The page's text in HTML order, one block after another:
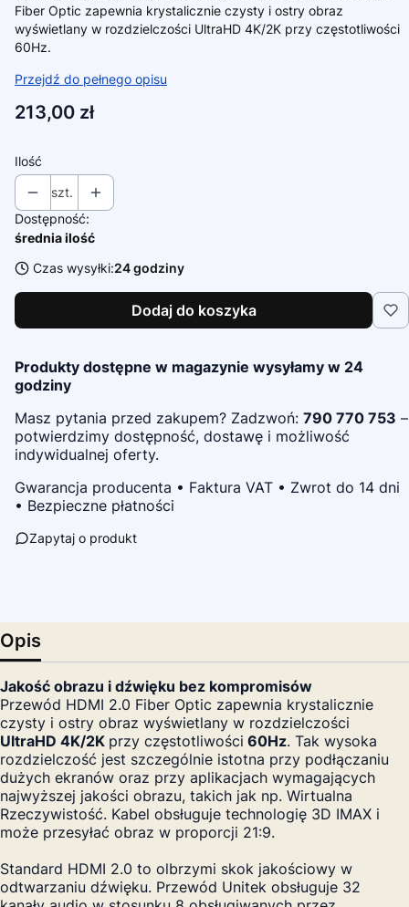
Fiber Optic zapewnia krystalicznie czysty i ostry obraz
wyświetlany w rozdzielczości UltraHD 4K/2K przy częstotliwości
60Hz.
Przejdź do pełnego opisu
Cena
213,00 zł
Ilość
szt.
Dostępność:
średnia ilość
Czas wysyłki:24 godziny
Dodaj do koszyka
Produkty dostępne w magazynie wysyłamy w 24
godziny
Masz pytania przed zakupem? Zadzwoń: 790 770 753 –
potwierdzimy dostępność, dostawę i możliwość
indywidualnej oferty.
Gwarancja producenta • Faktura VAT • Zwrot do 14 dni
• Bezpieczne płatności
Zapytaj o produkt
Opis
Jakość obrazu i dźwięku bez kompromisów
Przewód HDMI 2.0 Fiber Optic zapewnia krystalicznie
czysty i ostry obraz wyświetlany w rozdzielczości
UltraHD 4K/2K przy częstotliwości 60Hz. Tak wysoka
rozdzielczość jest szczególnie istotna przy podłączaniu
dużych ekranów oraz przy aplikacjach wymagających
najwyższej jakości obrazu, takich jak np. Wirtualna
Rzeczywistość. Kabel obsługuje technologię 3D IMAX i
może przesyłać obraz w proporcji 21:9.
Standard HDMI 2.0 to olbrzymi skok jakościowy w
odtwarzaniu dźwięku. Przewód Unitek obsługuje 32